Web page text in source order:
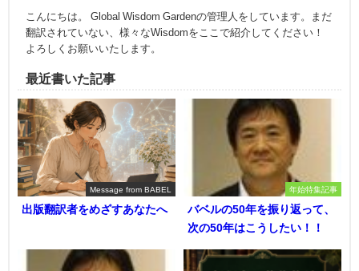
こんにちは。 Global Wisdom Gardenの管理人をしています。まだ
翻訳されていない、様々なWisdomをここで紹介してください！
よろしくお願いいたします。
最近書いた記事
Message from BABEL
出版翻訳者をめざすあなたへ
年始特集記事
バベルの50年を振り返って、
次の50年はこうしたい！！